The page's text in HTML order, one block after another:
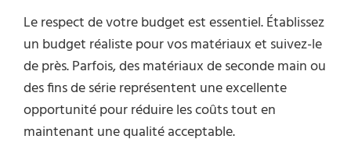
Le respect de votre budget est essentiel. Établissez
un budget réaliste pour vos matériaux et suivez-le
de près. Parfois, des matériaux de seconde main ou
des fins de série représentent une excellente
opportunité pour réduire les coûts tout en
maintenant une qualité acceptable.